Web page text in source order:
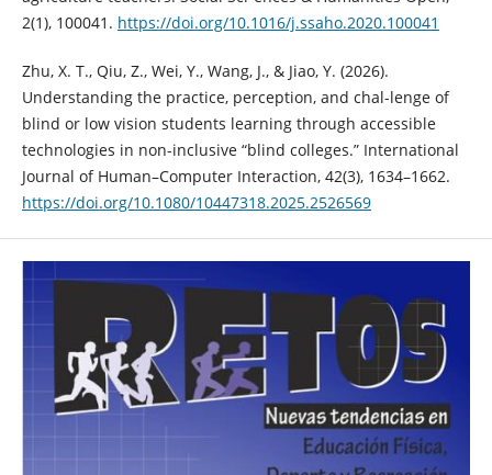
2(1), 100041. https://doi.org/10.1016/j.ssaho.2020.100041
Zhu, X. T., Qiu, Z., Wei, Y., Wang, J., & Jiao, Y. (2026).
Understanding the practice, perception, and chal-lenge of
blind or low vision students learning through accessible
technologies in non-inclusive “blind colleges.” International
Journal of Human–Computer Interaction, 42(3), 1634–1662.
https://doi.org/10.1080/10447318.2025.2526569